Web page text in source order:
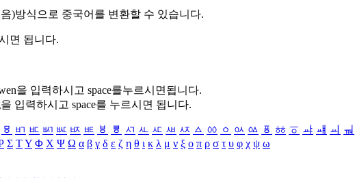
)방식으로 중국어를 변환할 수 있습니다.
면 됩니다.
을 입력하시고 space를누르시면됩니다.
을 입력하시고 space를 누르시면 됩니다.
ㅱ ㅲ ㅳ ㅴ ㅵ ㅶ ㅷ ㅸ ㅹ ㅺ ㅻ ㅼ ㅽ ㅾ ㅿ ㆀ ㆁ ㆂ ㆃ ㆄ ㆅ ㆆ ㆇ ㆈ ㆉ ㆊ
Σ ΤΥ Φ Χ Ψ Ω α β γ δ ε ζ η θ ι κ λ μ ν ξ ο π ρ σ τ υ φ χ ψ ω